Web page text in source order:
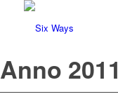
Anno 2011